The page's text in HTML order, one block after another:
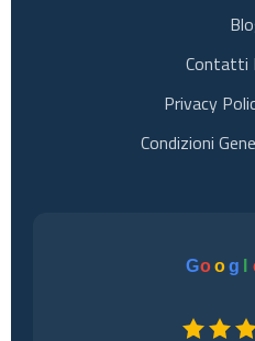
Contatti
Privacy
Condizioni
Goog